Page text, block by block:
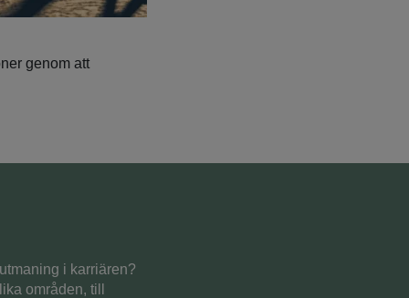
genom att
i karriären?
områden, till